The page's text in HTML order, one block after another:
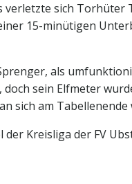
verletzte sich
15-minütigen
als
sein Elfmeter
sich am Tabellenende
Kreisliga der FV